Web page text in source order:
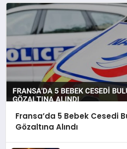
Fransa’da 5 Bebek Cesedi
Gözaltına Alındı